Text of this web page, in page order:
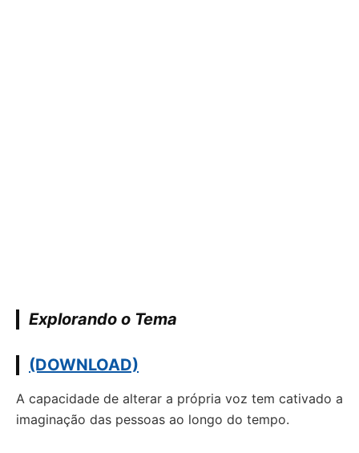
Explorando o Tema
(DOWNLOAD)
A capacidade de alterar a própria voz tem cativado a
imaginação das pessoas ao longo do tempo.